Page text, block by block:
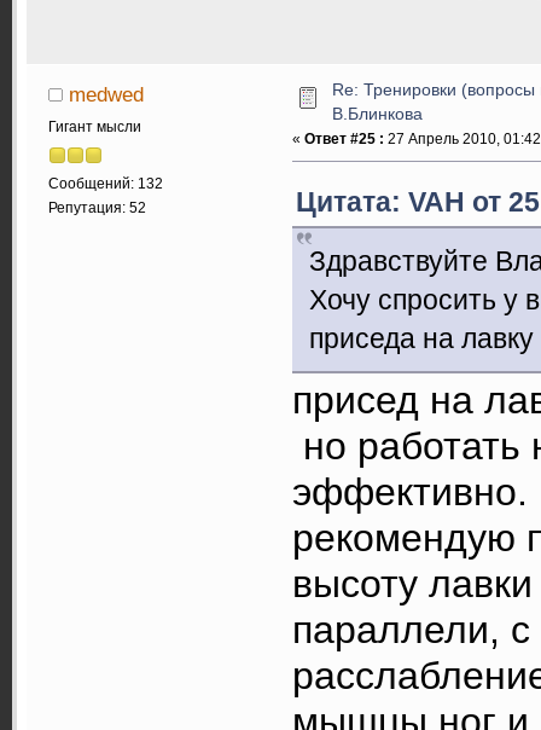
medwed
Гигант мысли
Сообщений: 132
Репутация: 52
Re: Тренировки (вопросы
В.Блинкова
« Ответ #25 : 27 Апрель 2010,
Цитата: VAH от
Здравствуйте
Хочу спросить у
приседа на
присед на
но работать
эффективно.
рекомендую
высоту
параллели,